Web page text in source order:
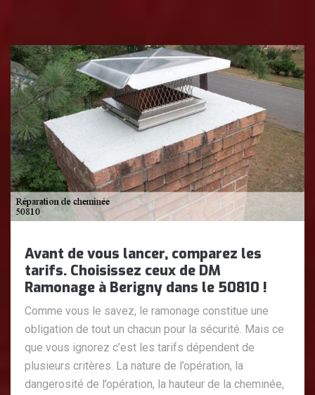
Avant de vous lancer, comparez les
tarifs. Choisissez ceux de DM
Ramonage à Berigny dans le 50810 !
Comme vous le savez, le ramonage constitue une
obligation de tout un chacun pour la sécurité. Mais ce
que vous ignorez c’est les tarifs dépendent de
plusieurs critères. La nature de l’opération, la
dangerosité de l’opération, la hauteur de la cheminée,